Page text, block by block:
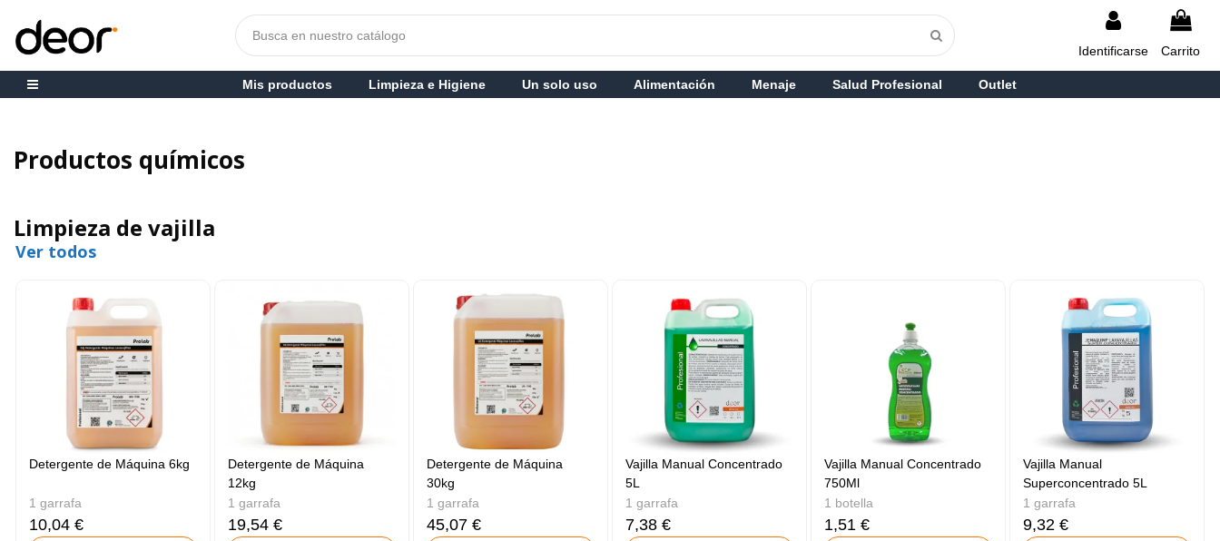
Identificarse Carrito
Mis productos Limpieza e Higiene Un solo uso Alimentación Menaje Salud Profesional Outlet
Productos químicos
Limpieza de vajilla
Ver todos
Detergente de Máquina 6kg
1 garrafa
10,04 €
Detergente de Máquina
12kg
1 garrafa
19,54 €
Detergente de Máquina
30kg
1 garrafa
45,07 €
Vajilla Manual Concentrado
5L
1 garrafa
7,38 €
Vajilla Manual Concentrado
750Ml
1 botella
1,51 €
Vajilla Manual
Superconcentrado 5L
1 garrafa
9,32 €